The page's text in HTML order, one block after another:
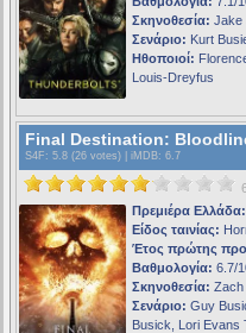
Σκηνοθεσία: Jake
Σενάριο: Kurt
Ηθοποιοί:
Louis-Dreyfus
Final Destination:
S4F : 5.8 (26 votes) | iMDB: 6.7
Πρεμιέρα Ελλάδα:
Είδος ταινίας:
Έτος πρώτης
Βαθμολογία: 6.7/
Σκηνοθεσία: Zach
Σενάριο: Guy
Busick, Lori Evans